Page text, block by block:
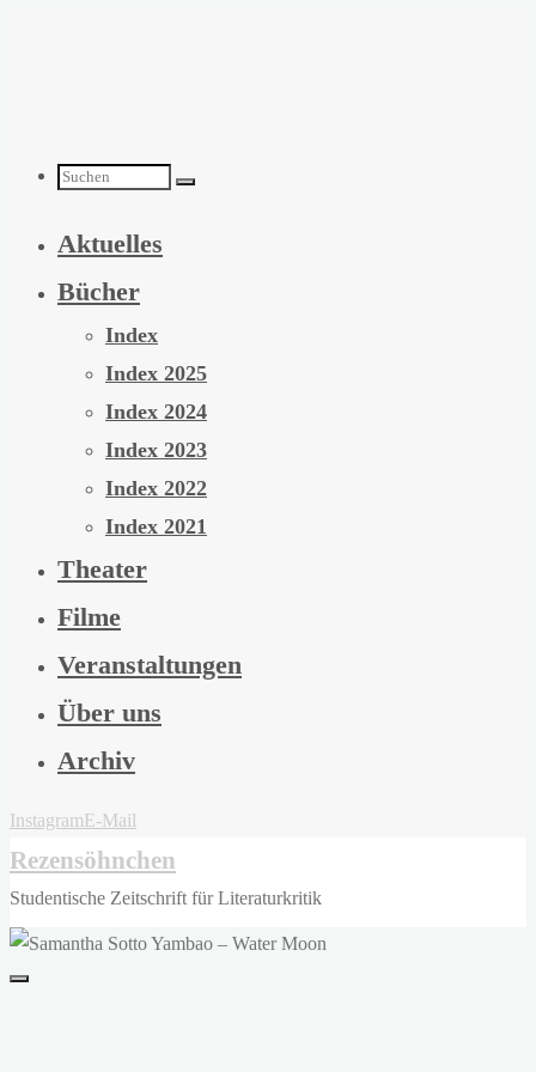
Suchen
nach:
Aktuelles
Bücher
Index
Index 2025
Index 2024
Index 2023
Index 2022
Index 2021
Theater
Filme
Veranstaltungen
Über uns
Archiv
InstagramE-Mail
Rezensöhnchen
Studentische Zeitschrift für Literaturkritik